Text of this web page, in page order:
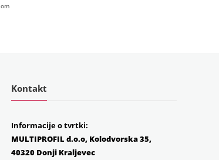
om
Kontakt
Informacije o tvrtki:
MULTIPROFIL d.o.o, Kolodvorska 35,
40320 Donji Kraljevec